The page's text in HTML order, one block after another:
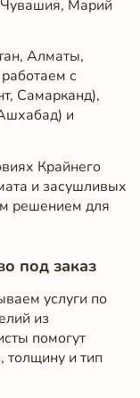
Чувашия, Марий
Алматы,
с
Самарканд),
и
Крайнего
и засушливых
решением для
под заказ
услуги по
из
помогут
толщину и тип